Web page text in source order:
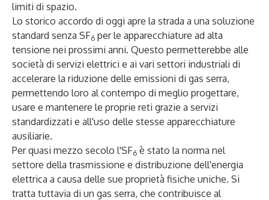
limiti di spazio.
Lo storico accordo di oggi apre la strada a una soluzione
standard senza SF6 per le apparecchiature ad alta
tensione nei prossimi anni. Questo permetterebbe alle
società di servizi elettrici e ai vari settori industriali di
accelerare la riduzione delle emissioni di gas serra,
permettendo loro al contempo di meglio progettare,
usare e mantenere le proprie reti grazie a servizi
standardizzati e all'uso delle stesse apparecchiature
ausiliarie.
Per quasi mezzo secolo l'SF6 è stato la norma nel
settore della trasmissione e distribuzione dell'energia
elettrica a causa delle sue proprietà fisiche uniche. Si
tratta tuttavia di un gas serra, che contribuisce al